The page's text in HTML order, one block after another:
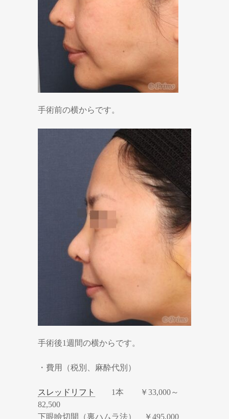
手術前の横からです。
手術後1週間の横からです。
・費用（税別、麻酔代別）
スレッドリフト
1本 ￥33,000～
82,500
下眼瞼切開（裏ハムラ法） ￥495,000